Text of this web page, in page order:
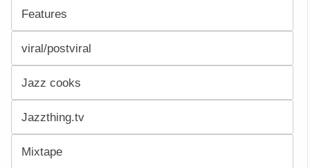
Features
viral/postviral
Jazz cooks
Jazzthing.tv
Mixtape